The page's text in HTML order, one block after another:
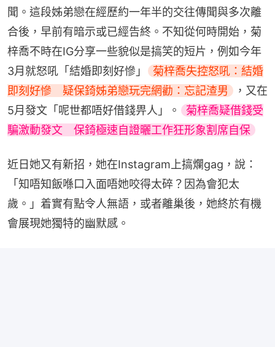
聞。這段姊弟戀在經歷約一年半的交往傳聞與多次離
合後，早前有暗示或已經告終。不知從何時開始，菊
梓喬不時在IG分享一些貌似是搞笑的短片，例如今年
3月就怒吼「結婚即刻好慘」
菊梓喬失控怒吼：結婚
即刻好慘　疑保錡姊弟戀玩完網勸：忘記渣男
，又在
5月發文「呢世都唔好借錢畀人」。
菊梓喬疑借錢受
騙激動發文　保錡極速自證曬工作狂形象割席自保
近日她又有新招，她在Instagram上搞爛gag，說：
「知唔知飯喺口入面唔她咬得太碎？因為會犯太
歲。」着實有點令人無語，或者離巢後，她終於有機
會展現她獨特的幽默感。